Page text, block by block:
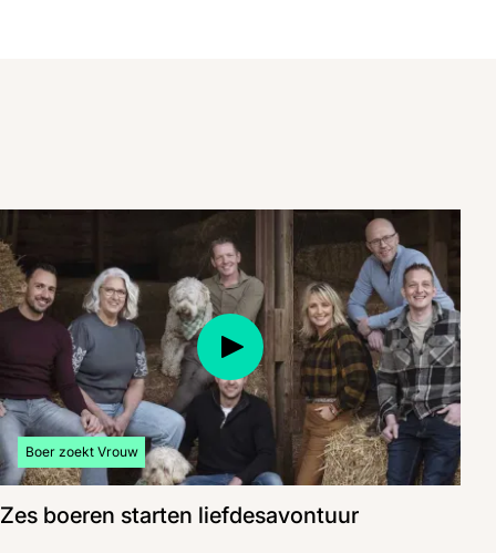
Bekijk meer artikelen over:
Boer zoekt Vrouw
Zes boeren starten liefdesavontuur